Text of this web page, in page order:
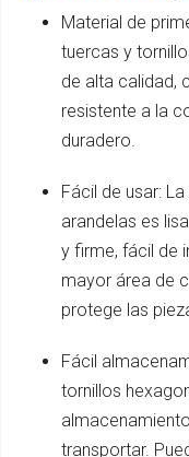
Material de
tuercas y
de alta calidad,
resistente a la
duradero.
Fácil de usar:
arandelas es
y firme, fácil de
mayor área de
protege las
Fácil
tornillos
transportar.